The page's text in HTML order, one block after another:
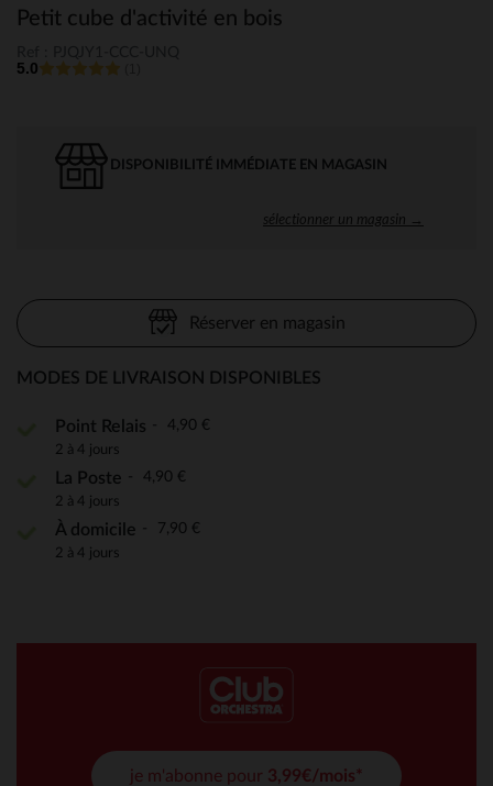
Petit cube d'activité en bois
5.0
DISPONIBILITÉ IMMÉDIATE EN MAGASIN
sélectionner un magasin →
Réserver en magasin
MODES DE LIVRAISON DISPONIBLES
Point Relais 4,90 €
2 à 4 jours
La Poste 4,90 €
2 à 4 jours
À domicile 7,90 €
2 à 4 jours
je m'abonne pour 3,99€/mois*